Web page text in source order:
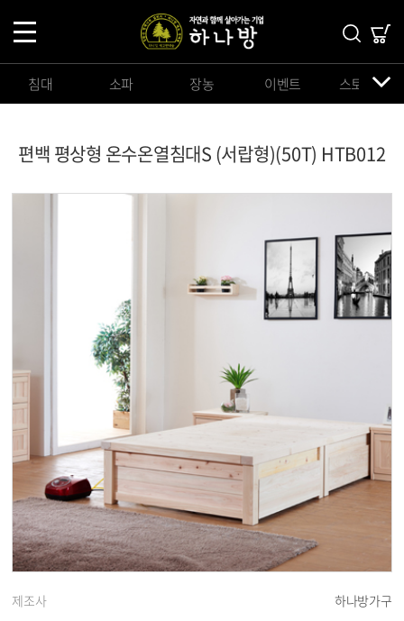
침대 소파 장농 이벤트 스토리지
편백 평상형 온수온열침대S (서랍형)(50T) HTB012
제조사
하나방가구